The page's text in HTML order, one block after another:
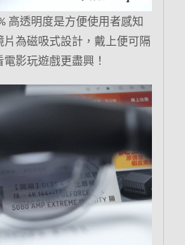
高透明度是方便使用者感知
為磁吸式設計，戴上便可隔
影玩遊戲更盡興！